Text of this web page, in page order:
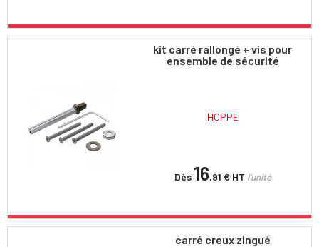
kit carré rallongé + vis pour
ensemble de sécurité
HOPPE
Dès 16,91 € HT l'unité
carré creux zingué